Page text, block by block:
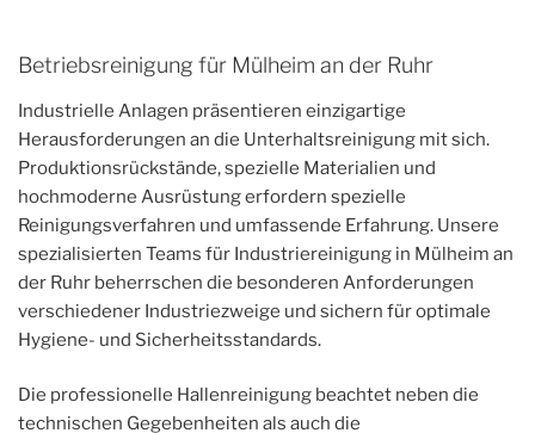
Betriebsreinigung für Mülheim an der Ruhr
Industrielle Anlagen präsentieren einzigartige
Herausforderungen an die Unterhaltsreinigung mit sich.
Produktionsrückstände, spezielle Materialien und
hochmoderne Ausrüstung erfordern spezielle
Reinigungsverfahren und umfassende Erfahrung. Unsere
spezialisierten Teams für Industriereinigung in Mülheim an
der Ruhr beherrschen die besonderen Anforderungen
verschiedener Industriezweige und sichern für optimale
Hygiene- und Sicherheitsstandards.
Die professionelle Hallenreinigung beachtet neben die
technischen Gegebenheiten als auch die